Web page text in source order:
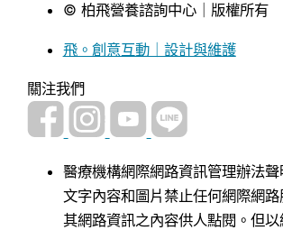
© 柏飛營養諮詢中心｜版權所有
飛。創意互動｜設計與維護
關注我們
醫療機構網際網路資訊管理辦法
文字內容和圖片禁止任何網際網
其網路資訊之內容供人點閱。但